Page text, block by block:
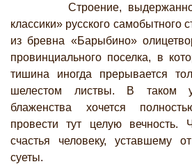
Строение, выдержанное
классики» русского самобытного
из бревна «Барыбино»
провинциального поселка, в
тишина иногда прерывается
шелестом листвы. В таком
блаженства хочется
провести тут целую
счастья человеку, уставшему
суеты.